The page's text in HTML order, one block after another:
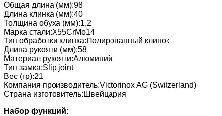
Общая длина (мм):98
Длина клинка (мм):40
Толщина обуха (мм):1,2
Марка стали:X55CrMo14
Тип обработки клинка:Полированный клинок
Длина рукояти (мм):58
Материал рукояти:Алюминий
Тип замка:Slip joint
Вес (гр):21
Компания производитель:Victorinox AG (Switzerland)
Страна изготовитель:Швейцария
Набор функций: